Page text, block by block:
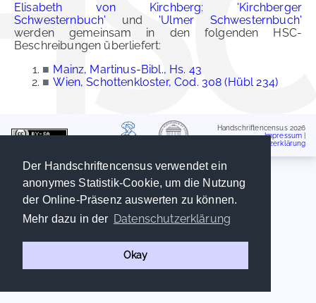
Der Handschriftencensus verwendet ein
anonymes Statistik-Cookie, um die Nutzung
der Online-Präsenz auswerten zu können.
Mehr dazu in der Datenschutzerklärung
Okay
Elisabeth von Kirchberg: 'Kirchberger
Schwesternbuch' und 'Ulmer Schwesternbuch'
werden gemeinsam in den folgenden HSC-
Beschreibungen überliefert:
■ Mainz, Martinus-Bibl., Hs. 43
■ Wien, Schottenkloster, Cod. 308 (Hübl 234)
Handschriftencensus 2026
Impressum
Datenschutzerklärung